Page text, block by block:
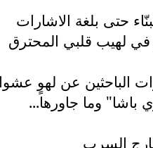
حتى بلغة الاشارات
في لهيب قلبي المحترق
الباحثين عن لهوٍ
باشا" وما جاورها...
السرب